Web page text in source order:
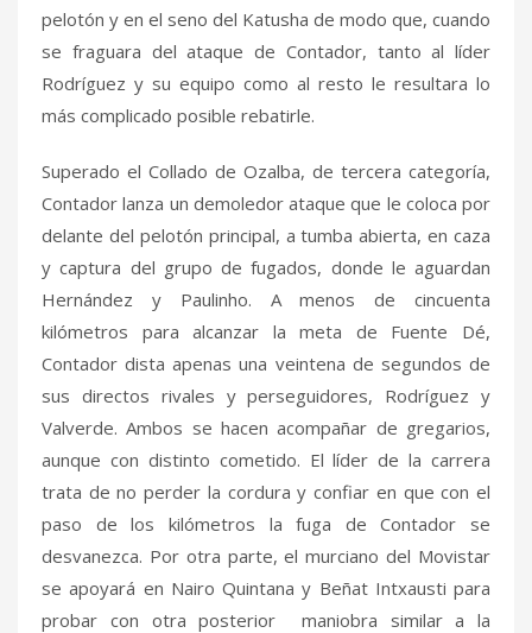
pelotón y en el seno del Katusha de modo que, cuando
se fraguara del ataque de Contador, tanto al líder
Rodríguez y su equipo como al resto le resultara lo
más complicado posible rebatirle.
Superado el Collado de Ozalba, de tercera categoría,
Contador lanza un demoledor ataque que le coloca por
delante del pelotón principal, a tumba abierta, en caza
y captura del grupo de fugados, donde le aguardan
Hernández y Paulinho. A menos de cincuenta
kilómetros para alcanzar la meta de Fuente Dé,
Contador dista apenas una veintena de segundos de
sus directos rivales y perseguidores, Rodríguez y
Valverde. Ambos se hacen acompañar de gregarios,
aunque con distinto cometido. El líder de la carrera
trata de no perder la cordura y confiar en que con el
paso de los kilómetros la fuga de Contador se
desvanezca. Por otra parte, el murciano del Movistar
se apoyará en Nairo Quintana y Beñat Intxausti para
probar con otra posterior maniobra similar a la